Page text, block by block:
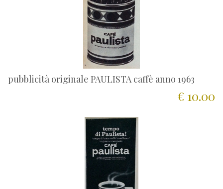
pubblicità originale PAULISTA caffè anno 1963
€ 10.00